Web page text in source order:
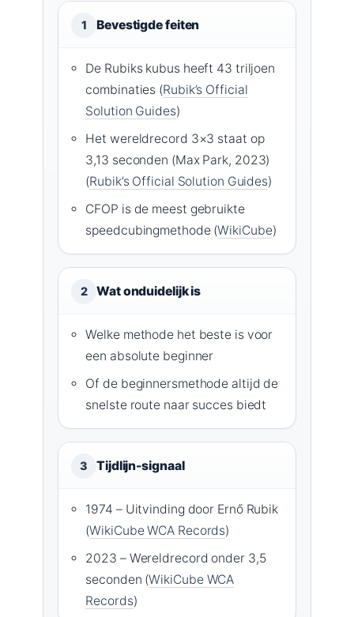
1 Bevestigde feiten
De Rubiks kubus heeft 43 triljoen
combinaties (Rubik’s Official
Solution Guides)
Het wereldrecord 3×3 staat op
3,13 seconden (Max Park, 2023)
(Rubik’s Official Solution Guides)
CFOP is de meest gebruikte
speedcubingmethode (WikiCube)
2 Wat onduidelijk is
Welke methode het beste is voor
een absolute beginner
Of de beginnersmethode altijd de
snelste route naar succes biedt
3 Tijdlijn-signaal
1974 – Uitvinding door Ernő Rubik
(WikiCube WCA Records)
2023 – Wereldrecord onder 3,5
seconden (WikiCube WCA
Records)